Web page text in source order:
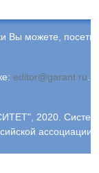
Вы можете,
editor@garant.ru
2020. Система